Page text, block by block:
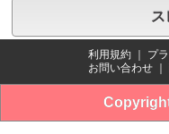
ス
利用規約 プ
お問い合わせ